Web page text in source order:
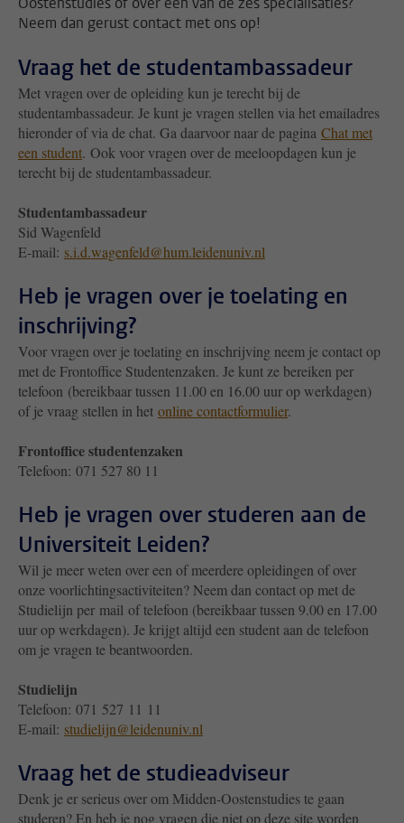
Neem dan gerust contact met ons op!
Vraag het de studentambassadeur
Met vragen over de opleiding kun je terecht bij de
studentambassadeur. Je kunt je vragen stellen via het emailadres
hieronder of via de chat. Ga daarvoor naar de pagina Chat met
een student. Ook voor vragen over de meeloopdagen kun je
terecht bij de studentambassadeur.
Studentambassadeur
Sid Wagenfeld
E-mail: s.i.d.wagenfeld@hum.leidenuniv.nl
Heb je vragen over je toelating en
inschrijving?
Voor vragen over je toelating en inschrijving neem je contact op
met de Frontoffice Studentenzaken. Je kunt ze bereiken per
telefoon (bereikbaar tussen 11.00 en 16.00 uur op werkdagen)
of je vraag stellen in het online contactformulier.
Frontoffice studentenzaken
Telefoon: 071 527 80 11
Heb je vragen over studeren aan de
Universiteit Leiden?
Wil je meer weten over een of meerdere opleidingen of over
onze voorlichtingsactiviteiten? Neem dan contact op met de
Studielijn per mail of telefoon (bereikbaar tussen 9.00 en 17.00
uur op werkdagen). Je krijgt altijd een student aan de telefoon
om je vragen te beantwoorden.
Studielijn
Telefoon: 071 527 11 11
E-mail: studielijn@leidenuniv.nl
Vraag het de studieadviseur
Denk je er serieus over om Midden-Oostenstudies te gaan
studeren? En heb je nog vragen die niet op deze site worden